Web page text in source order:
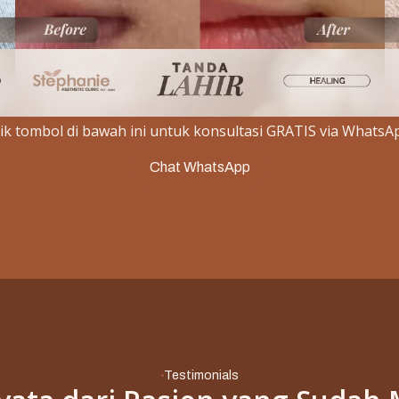
Slide 2 of 3.
tombol di bawah ini untuk konsultasi GRATIS via
Chat WhatsApp
Testimonials